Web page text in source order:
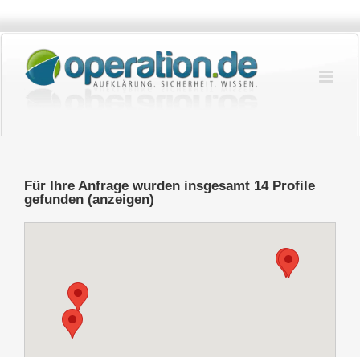
springen
Für Ihre Anfrage wurden insgesamt 14 Profile
gefunden (anzeigen)